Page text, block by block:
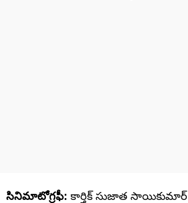
సినిమాటోగ్రఫీ: కార్తిక్ సుజాత సాయికుమార్